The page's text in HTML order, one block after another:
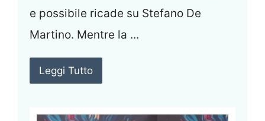
e possibile ricade su Stefano De
Martino. Mentre la ...
Leggi Tutto